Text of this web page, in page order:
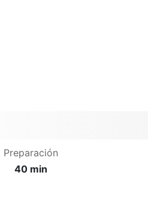
Preparación
40 min